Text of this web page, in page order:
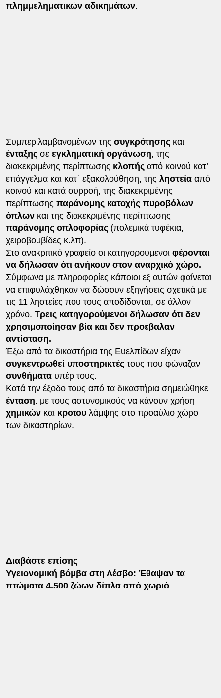
πλημμεληματικών αδικημάτων.
Συμπεριλαμβανομένων της συγκρότησης και
ένταξης σε εγκληματική οργάνωση, της
διακεκριμένης περίπτωσης κλοπής από κοινού κατ’
επάγγελμα και κατ΄ εξακολούθηση, της ληστεία από
κοινού και κατά συρροή, της διακεκριμένης
περίπτωσης παράνομης κατοχής πυροβόλων
όπλωνκαι της διακεκριμένης περίπτωσης
παράνομης οπλοφορίας(πολεμικά τυφέκια,
χειροβομβίδες κ.λπ).
Στο ανακριτικό γραφείο οι κατηγορούμενοι φέρονται
να δήλωσαν ότι ανήκουν στον αναρχικό χώρο.
Σύμφωνα με πληροφορίες κάποιοι εξ αυτών φαίνεται
να επιφυλάχθηκαν να δώσουν εξηγήσεις σχετικά με
τις 11 ληστείες που τους αποδίδονται, σε άλλον
χρόνο. Τρεις κατηγορούμενοι δήλωσαν ότι δεν
χρησιμοποίησαν βία και δεν προέβαλαν
αντίσταση.
Έξω από τα δικαστήρια της Ευελπίδων είχαν
συγκεντρωθεί υποστηρικτέςτους που φώναζαν
συνθήματα υπέρ τους.
Κατά την έξοδο τους από τα δικαστήρια σημειώθηκε
ένταση, με τους αστυνομικούς να κάνουν χρήση
χημικών και κροτου λάμψης στο προαύλιο χώρο
των δικαστηρίων.
Διαβάστε επίσης
Υγειονομική βόμβα στη Λέσβο: Έθαψαν τα
πτώματα 4.500 ζώων δίπλα από χωριό